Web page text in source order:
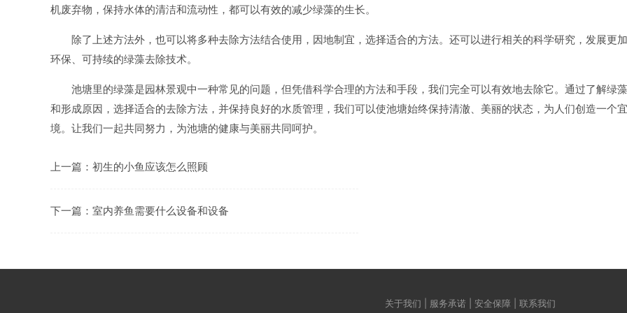
机废弃物，保持水体的清洁和流动性，都可以有效的减少绿藻的生长。
除了上述方法外，也可以将多种去除方法结合使用，因地制宜，选择适合的方法。还可以进行相关的科学研究，发展更加
环保、可持续的绿藻去除技术。
池塘里的绿藻是园林景观中一种常见的问题，但凭借科学合理的方法和手段，我们完全可以有效地去除它。通过了解绿
和形成原因，选择适合的去除方法，并保持良好的水质管理，我们可以使池塘始终保持清澈、美丽的状态，为人们创造一个
境。让我们一起共同努力，为池塘的健康与美丽共同呵护。
上一篇： 初生的小鱼应该怎么照顾
下一篇： 室内养鱼需要什么设备和设备
关于我们 | 服务承诺 | 安全保障 | 联系我们